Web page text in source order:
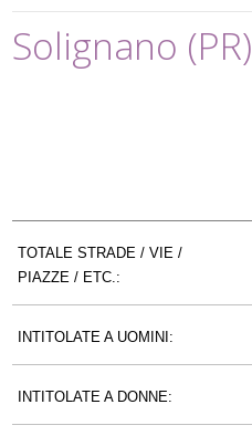
Solignano (PR)
TOTALE STRADE / VIE /
PIAZZE / ETC.:
INTITOLATE A UOMINI:
INTITOLATE A DONNE: